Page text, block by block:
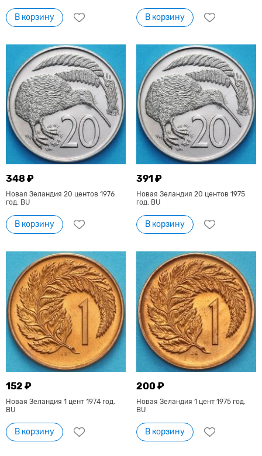
В корзину В корзину
348 ₽
Новая Зеландия 20 центов 1976
год. BU
В корзину
391 ₽
Новая Зеландия 20 центов 1975
год. BU
В корзину
152 ₽
Новая Зеландия 1 цент 1974 год.
BU
В корзину
200 ₽
Новая Зеландия 1 цент 1975 год.
BU
В корзину